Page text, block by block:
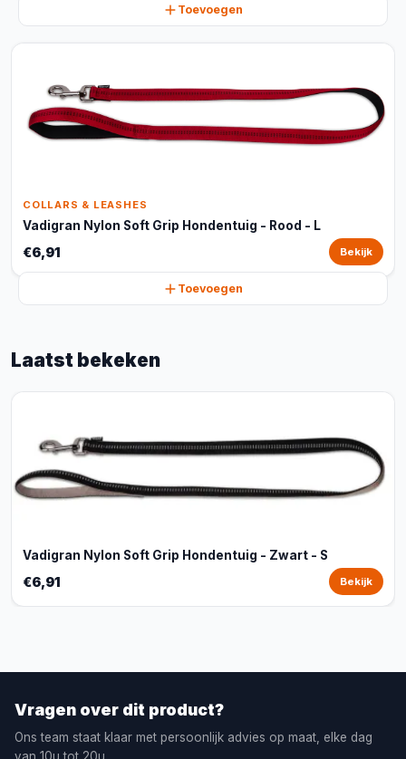
Toevoegen
COLLARS & LEASHES
Vadigran Nylon Soft Grip Hondentuig - Rood - L
€6,91 Bekijk
Toevoegen
Laatst bekeken
Vadigran Nylon Soft Grip Hondentuig - Zwart - S
€6,91 Bekijk
Vragen over dit product?
Ons team staat klaar met persoonlijk advies op maat, elke dag